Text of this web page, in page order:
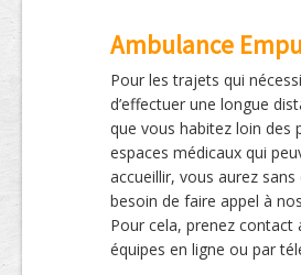
Ambulance
Pour les trajets qui
d’effectuer une longue
que vous habitez loin des
espaces médicaux qui
accueillir, vous aurez sans
besoin de faire appel à
Pour cela, prenez contact
équipes en ligne ou par